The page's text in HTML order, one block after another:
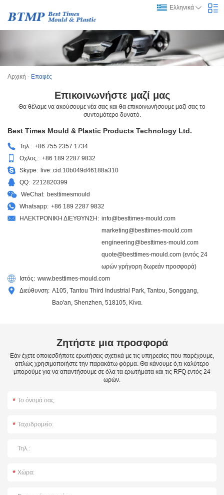
Ελληνικά
Αρχική - Επαφές
Επικοινωνήστε μαζί μας
Θα θέλαμε να ακούσουμε νέα σας και θα επικοινωνήσουμε μαζί σας το
συντομότερο δυνατό.
Best Times Mould & Plastic Products Technology Ltd.
Τηλ.: +86 755 2357 1734
Οχλος.: +86 189 2287 9832
Skype: live:.cid.10b049d46188a310
QQ: 2212820399
WeChat: besttimesmould
Whatsapp: +86 189 2287 9832
ΗΛΕΚΤΡΟΝΙΚΗ ΔΙΕΥΘΥΝΣΗ: info@besttimes-mould.com
marketing@besttimes-mould.com
engineering@besttimes-mould.com
quote@besttimes-mould.com (εντός 24
ωρών γρήγορη δωρεάν προσφορά)
Ιστός: www.besttimes-mould.com
Διεύθυνση: A105, Tantou Third Industrial Park, Tantou, Songgang,
Bao'an, Shenzhen, 518105, Κίνα.
Ζητήστε μια προσφορά
Εάν έχετε οποιεσδήποτε ερωτήσεις σχετικά με τις υπηρεσίες που παρέχουμε,
απλώς χρησιμοποιήστε την παρακάτω φόρμα. Θα κάνουμε ό,τι καλύτερο
μπορούμε για να απαντήσουμε σε όλα τα ερωτήματα και τις RFQ εντός 24
ωρών.